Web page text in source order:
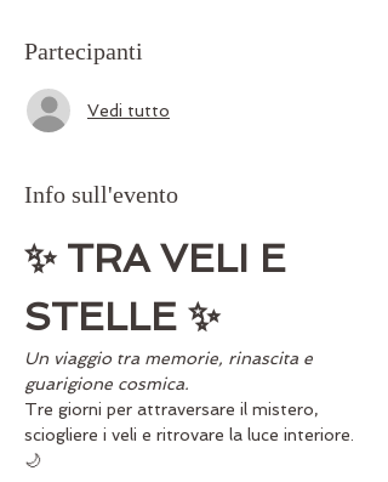
Partecipanti
Vedi tutto
Info sull'evento
✨ TRA VELI E
STELLE ✨
Un viaggio tra memorie, rinascita e
guarigione cosmica.
Tre giorni per attraversare il mistero,
sciogliere i veli e ritrovare la luce interiore.
🌙